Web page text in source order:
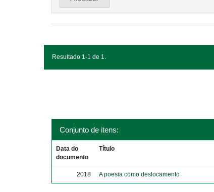
Resultado 1-1 de 1.
Conjunto de itens:
Data do
documento
Título
2018 A poesia como deslocamento